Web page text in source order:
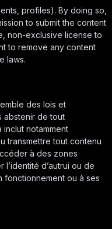
profiles). By doing so,
to submit the content
non-exclusive license to
to remove any content
laws.
des lois et
abstenir de tout
inclut notamment
transmettre tout contenu
à des zones
l’identité d’autrui ou de
fonctionnement ou à ses